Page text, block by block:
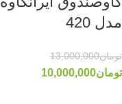
مدل 420
تومان13,000,000
تومان10,000,000